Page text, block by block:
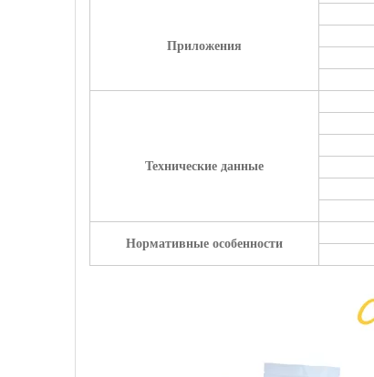
Приложения
Технические данные
Нормативные особенности